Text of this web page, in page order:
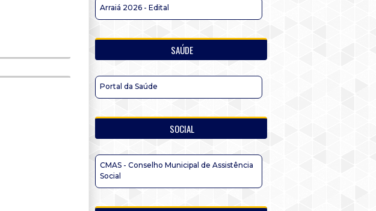
Arraiá 2026 - Edital
SAÚDE
Portal da Saúde
SOCIAL
CMAS - Conselho Municipal de Assistência
Social